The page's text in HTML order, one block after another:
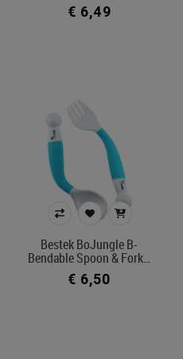
€ 6,49
Bestek BoJungle B-
Bendable Spoon & Fork…
€ 6,50